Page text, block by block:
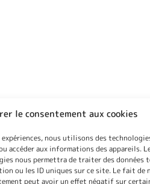
le consentement aux cookies
nous utilisons des
accéder aux informations des appareils.
nous permettra de traiter des données
ou les ID uniques sur ce site. Le fait de
peut avoir un effet négatif sur
CONTACT